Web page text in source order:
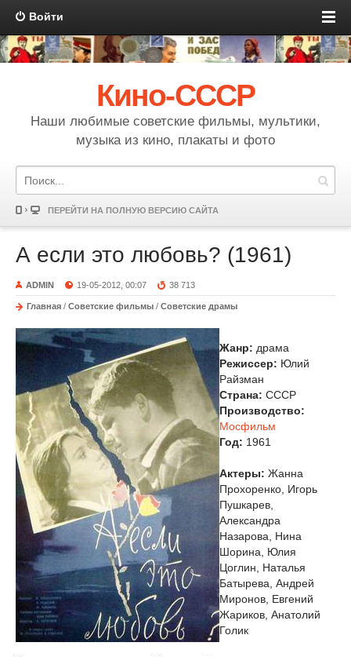
Войти
Кино-СССР
Наши любимые советские фильмы, мультики,
музыка из кино, плакаты и фото
ПЕРЕЙТИ НА ПОЛНУЮ ВЕРСИЮ САЙТА
А если это любовь? (1961)
ADMIN 19-05-2012, 00:07 38 713
Главная / Советские фильмы / Советские драмы
Жанр: драма
Режиссер: Юлий
Райзман
Страна: СССР
Производство:
Мосфильм
Год: 1961
Актеры: Жанна
Прохоренко, Игорь
Пушкарев,
Александра
Назарова, Нина
Шорина, Юлия
Цоглин, Наталья
Батырева, Андрей
Миронов, Евгений
Жариков, Анатолий
Голик